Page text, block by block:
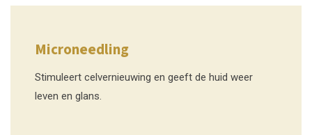
Microneedling
Stimuleert celvernieuwing en geeft de huid weer
leven en glans.